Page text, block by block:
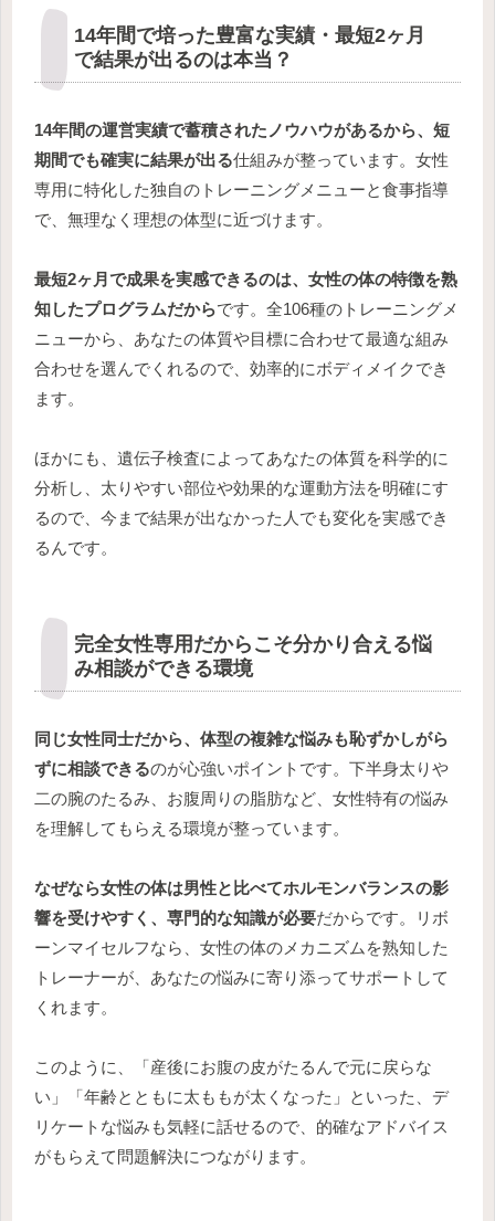
14年間で培った豊富な実績・最短2ヶ月
で結果が出るのは本当？
14年間の運営実績で蓄積されたノウハウがあるから、短
期間でも確実に結果が出る仕組みが整っています。女性
専用に特化した独自のトレーニングメニューと食事指導
で、無理なく理想の体型に近づけます。
最短2ヶ月で成果を実感できるのは、女性の体の特徴を熟
知したプログラムだからです。全106種のトレーニングメ
ニューから、あなたの体質や目標に合わせて最適な組み
合わせを選んでくれるので、効率的にボディメイクでき
ます。
ほかにも、遺伝子検査によってあなたの体質を科学的に
分析し、太りやすい部位や効果的な運動方法を明確にす
るので、今まで結果が出なかった人でも変化を実感でき
るんです。
完全女性専用だからこそ分かり合える悩
み相談ができる環境
同じ女性同士だから、体型の複雑な悩みも恥ずかしがら
ずに相談できるのが心強いポイントです。下半身太りや
二の腕のたるみ、お腹周りの脂肪など、女性特有の悩み
を理解してもらえる環境が整っています。
なぜなら女性の体は男性と比べてホルモンバランスの影
響を受けやすく、専門的な知識が必要だからです。リボ
ーンマイセルフなら、女性の体のメカニズムを熟知した
トレーナーが、あなたの悩みに寄り添ってサポートして
くれます。
このように、「産後にお腹の皮がたるんで元に戻らな
い」「年齢とともに太ももが太くなった」といった、デ
リケートな悩みも気軽に話せるので、的確なアドバイス
がもらえて問題解決につながります。